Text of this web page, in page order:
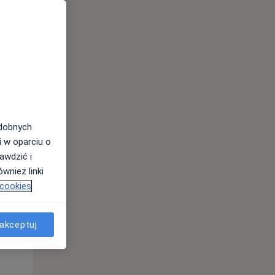
Śr,
12 Sie
w oparciu o
i
linki